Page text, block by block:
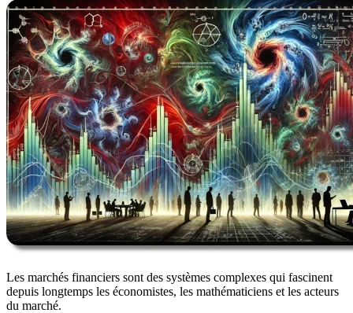
Les marchés financiers sont des systèmes complexes qui fascinent
depuis longtemps les économistes, les mathématiciens et les acteurs
du marché.